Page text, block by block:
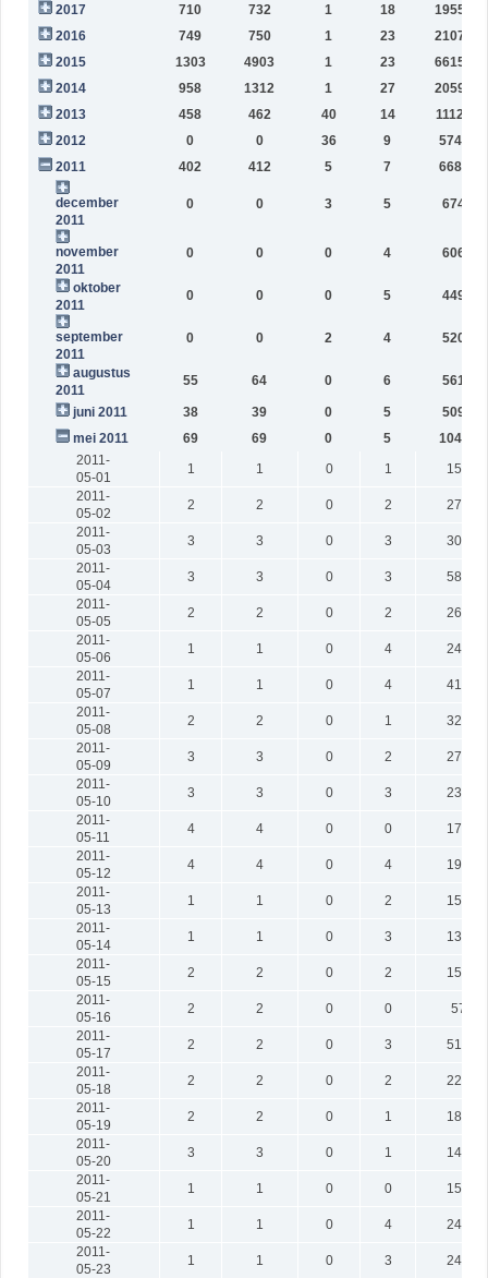
2017 710 732 1 18
195592
2016
749 750 1 23
210743
2015
1303 4903 1 23
661563
2014
958 1312 1 27
205947
2013
458 462 40 14
111276
2012
0 0 36 9
57454
2011
402 412 5 7 66878
december
2011
0 0 3 5 6748
november
2011
0 0 0 4 6060
oktober
2011
0 0 0 5 4499
september
2011
0 0 2 4 5203
augustus
2011
55 64 0 6 5617
juni 2011 38 39 0 5
5099
mei 2011
69 69 0 5
10443
2011-
05-01
1 1 0 1
155
2011-
05-02
2 2 0 2
275
2011-
05-03
3 3 0 3
305
2011-
05-04
3 3 0 3
589
2011-
05-05
2 2 0 2
261
2011-
05-06
1 1 0 4
244
2011-
05-07
1 1 0 4
414
2011-
05-08
2 2 0 1
326
2011-
05-09
3 3 0 2
278
2011-
05-10
3 3 0 3
236
2011-
05-11
4 4 0 0
176
2011-
05-12
4 4 0 4
198
2011-
05-13
1 1 0 2
158
2011-
05-14
1 1 0 3
130
2011-
05-15
2 2 0 2
150
2011-
05-16
2 2 0 0
57
2011-
05-17
2 2 0 3
514
2011-
05-18
2 2 0 2
220
2011-
05-19
2 2 0 1
188
2011-
05-20
3 3 0 1
145
2011-
05-21
1 1 0 0
154
2011-
05-22
1 1 0 4
243
2011-
05-23
1 1 0 3
248